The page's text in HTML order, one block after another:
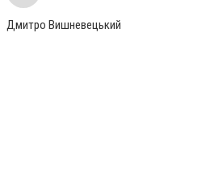
Дмитро Вишневецький